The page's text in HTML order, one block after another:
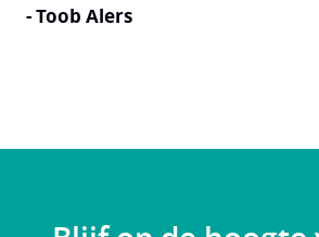
- Toob Alers